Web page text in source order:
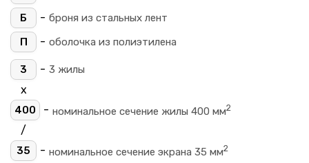
Б
- броня из стальных лент
П
- оболочка из полиэтилена
3 - 3 жилы
х
400 - номинальное сечение жилы 400 мм2
/
35 - номинальное сечение экрана 35 мм2